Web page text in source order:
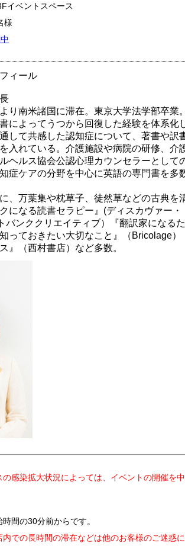
イベントスペース
様
ィール
り南米諸国に滞在。東京大学法学部卒業
によってうつから回復した経験を体系化
して共感した認知症について、著書や
入れている。介護施設や病院の研修、
ヘルス協会公認心理カウンセラーとして
症ケアの分野を中心に英語の専門書を
、万葉集や枕草子、徒然草などの古典を
になる読書セラピー』(ディスカヴァー
バンククリエイティブ）『翻訳家になる
っておきたい大切なこと』（Bricolage
』（西村書店）など多数。
感染拡大状況によっては、イベントの開催を
間の30分前からです。
での長時間の滞在などは他のお客様のご迷惑